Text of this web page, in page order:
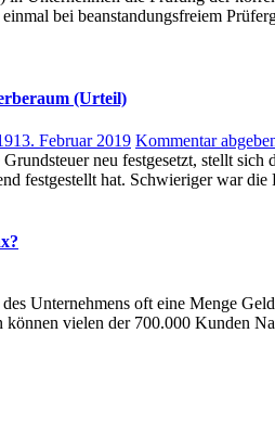
bei beanstandungsfreiem
(Urteil)
13. Februar 2019 Kommentar
neu festgesetzt, stellt
festgestellt hat. Schwieriger war
Unternehmens oft eine Menge
vielen der 700.000 Kunden